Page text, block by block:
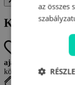
Kedvenc
gombra
ajánlatokat.
A
követően.
az összes